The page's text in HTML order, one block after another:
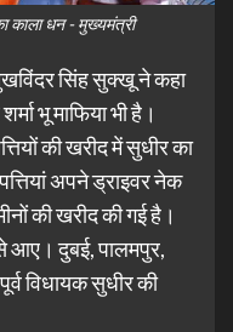
काला धन - मुख्यमंत्री
सिंह सुक्खू ने कहा
भू माफिया भी है।
की खरीद में सुधीर का
अपने ड्राइवर नेक
की खरीद की गई है।
आए। दुबई, पालमपुर,
विधायक सुधीर की